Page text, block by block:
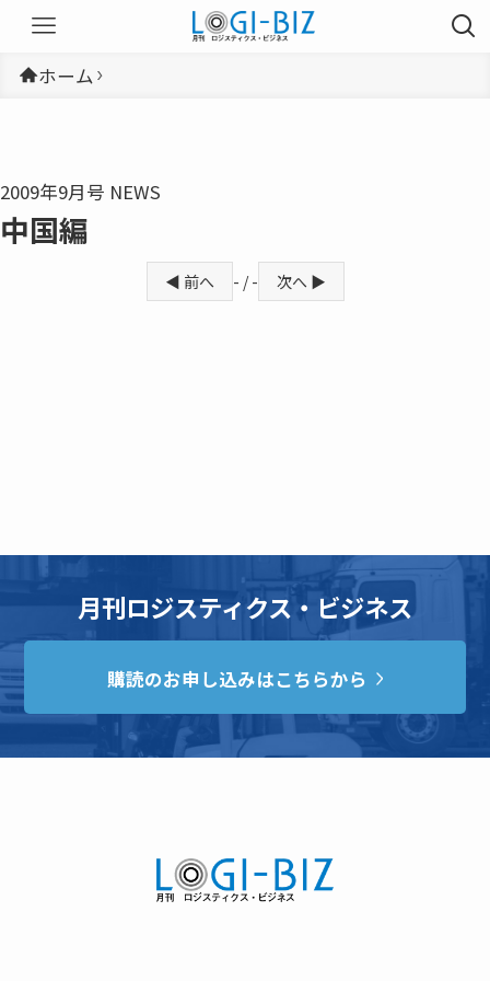
ホーム
2009年9月号 NEWS
中国編
◀ 前へ - / - 次へ ▶
月刊ロジスティクス・ビジネス
購読のお申し込みはこちらから